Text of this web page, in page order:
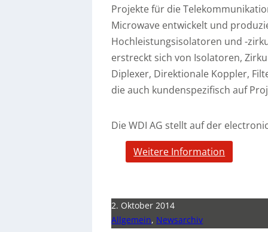
Projekte für die
Microwave entwickelt und
Hochleistungsisolatoren und -
erstreckt sich von Isolatoren,
Diplexer, Direktionale Koppler,
die auch kundenspezifisch auf
Die WDI AG stellt auf der
Weitere Information
2. Oktober 2014
Allgemein, Newsarchiv